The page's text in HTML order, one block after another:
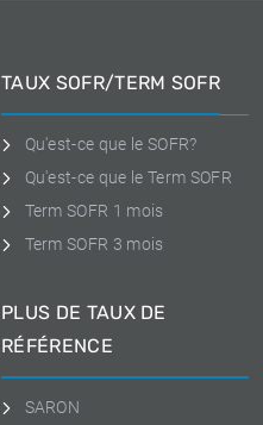
TAUX SOFR/TERM SOFR
Qu'est-ce que le SOFR?
Qu'est-ce que le Term SOFR
Term SOFR 1 mois
Term SOFR 3 mois
PLUS DE TAUX DE
RÉFÉRENCE
SARON